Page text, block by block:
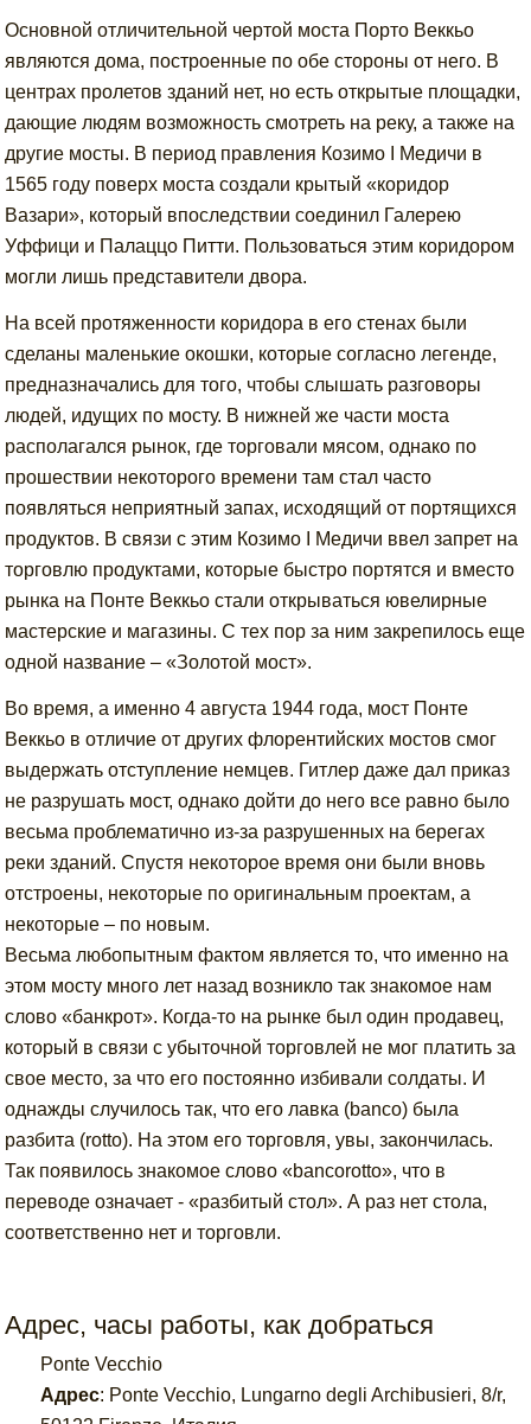
Основной отличительной чертой моста Порто Веккьо
являются дома, построенные по обе стороны от него. В
центрах пролетов зданий нет, но есть открытые площадки,
дающие людям возможность смотреть на реку, а также на
другие мосты. В период правления Козимо I Медичи в
1565 году поверх моста создали крытый «коридор
Вазари», который впоследствии соединил Галерею
Уффици и Палаццо Питти. Пользоваться этим коридором
могли лишь представители двора.
На всей протяженности коридора в его стенах были
сделаны маленькие окошки, которые согласно легенде,
предназначались для того, чтобы слышать разговоры
людей, идущих по мосту. В нижней же части моста
располагался рынок, где торговали мясом, однако по
прошествии некоторого времени там стал часто
появляться неприятный запах, исходящий от портящихся
продуктов. В связи с этим Козимо I Медичи ввел запрет на
торговлю продуктами, которые быстро портятся и вместо
рынка на Понте Веккьо стали открываться ювелирные
мастерские и магазины. С тех пор за ним закрепилось еще
одной название – «Золотой мост».
Во время, а именно 4 августа 1944 года, мост Понте
Веккьо в отличие от других флорентийских мостов смог
выдержать отступление немцев. Гитлер даже дал приказ
не разрушать мост, однако дойти до него все равно было
весьма проблематично из-за разрушенных на берегах
реки зданий. Спустя некоторое время они были вновь
отстроены, некоторые по оригинальным проектам, а
некоторые – по новым.
Весьма любопытным фактом является то, что именно на
этом мосту много лет назад возникло так знакомое нам
слово «банкрот». Когда-то на рынке был один продавец,
который в связи с убыточной торговлей не мог платить за
свое место, за что его постоянно избивали солдаты. И
однажды случилось так, что его лавка (banco) была
разбита (rotto). На этом его торговля, увы, закончилась.
Так появилось знакомое слово «bancorotto», что в
переводе означает - «разбитый стол». А раз нет стола,
соответственно нет и торговли.
Адрес, часы работы, как добраться
Ponte Vecchio
Адрес: Ponte Vecchio, Lungarno degli Archibusieri, 8/r,